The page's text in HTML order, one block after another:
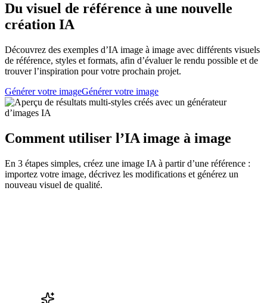
Du visuel de référence à une nouvelle
création IA
Découvrez des exemples d’IA image à image avec différents visuels
de référence, styles et formats, afin d’évaluer le rendu possible et de
trouver l’inspiration pour votre prochain projet.
Générer votre imageGénérer votre image
Comment utiliser l’IA image à image
En 3 étapes simples, créez une image IA à partir d’une référence :
importez votre image, décrivez les modifications et générez un
nouveau visuel de qualité.